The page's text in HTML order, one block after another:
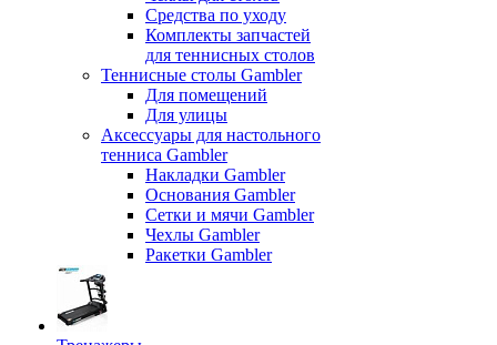
Средства по уходу
Комплекты запчастей
для теннисных столов
Теннисные столы Gambler
Для помещений
Для улицы
Аксессуары для настольного
тенниса Gambler
Накладки Gambler
Основания Gambler
Сетки и мячи Gambler
Чехлы Gambler
Ракетки Gambler